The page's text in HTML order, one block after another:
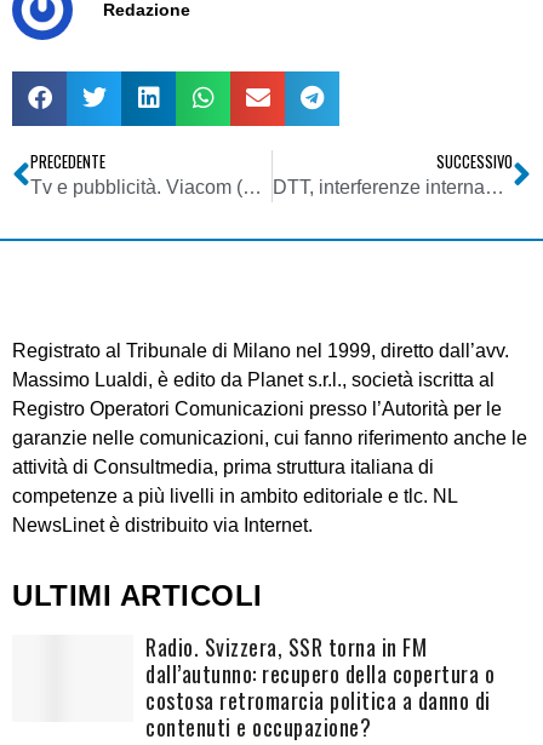
Redazione
PRECEDENTE
Tv e pubblicità. Viacom (Mtv, Comedy Central, Nickelodeon ): raccolta a +13% sul 2013
SUCCESSIVO
DTT, interferenze internazionali: corsa contro tempo per scadenze. Sindacati si lamentano, ma dov’erano al tempo?
Registrato al Tribunale di Milano nel 1999, diretto dall’avv.
Massimo Lualdi, è edito da Planet s.r.l., società iscritta al
Registro Operatori Comunicazioni presso l’Autorità per le
garanzie nelle comunicazioni, cui fanno riferimento anche le
attività di Consultmedia, prima struttura italiana di
competenze a più livelli in ambito editoriale e tlc. NL
NewsLinet è distribuito via Internet.
ULTIMI ARTICOLI
Radio. Svizzera, SSR torna in FM
dall’autunno: recupero della copertura o
costosa retromarcia politica a danno di
contenuti e occupazione?